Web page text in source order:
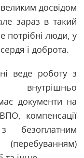
досвідом
зараз в такий
потрібні люди, у
і доброта.
веде роботу з
внутрішньо
документи на
компенсації
безоплатним